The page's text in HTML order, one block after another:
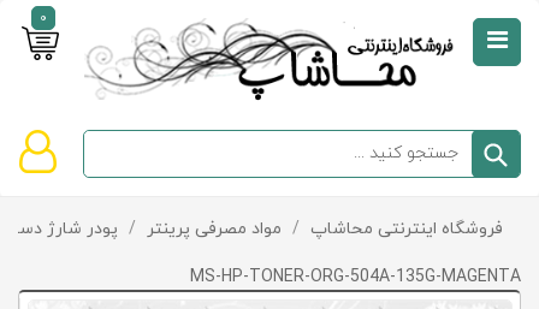
0
صفحه
دسته‌بندی
سبد
خالی
است
فروشگاه اینترنتی محاشاپ / مواد مصرفی پرینتر / پودر شارژ
MS-HP-TONER-ORG-504A-135G-MAGENTA